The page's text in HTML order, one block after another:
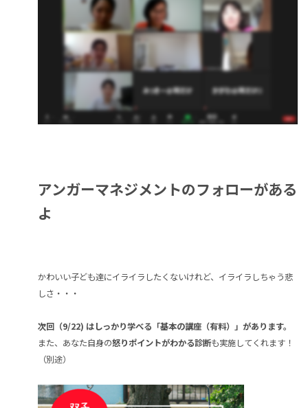
アンガーマネジメントのフォローがある
よ
かわいい子ども達にイライラしたくないけれど、イライラしちゃう悲
しさ・・・
次回（9/22) はしっかり学べる「基本の講座（有料）」があります。
また、あなた自身の怒りポイントがわかる診断も実施してくれます！
（別途）